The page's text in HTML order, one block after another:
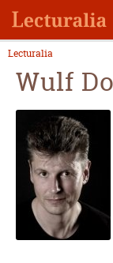
Lecturalia
Wulf